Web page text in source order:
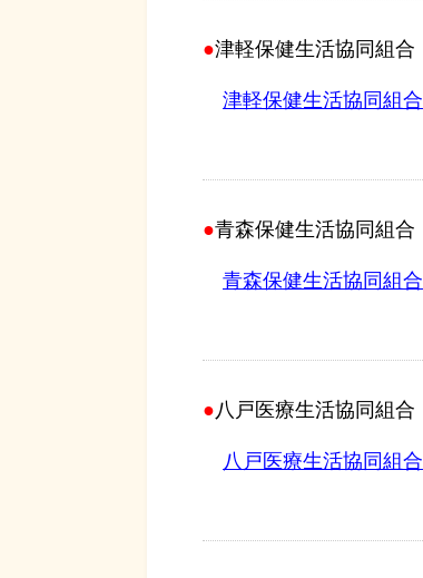
津軽保健生活協同組合
津軽保健生活協同組合
青森保健生活協同組合
青森保健生活協同組合
八戸医療生活協同組合
八戸医療生活協同組合